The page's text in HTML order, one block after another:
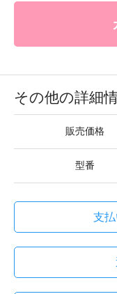
その他の詳細
販売価格
型番
支